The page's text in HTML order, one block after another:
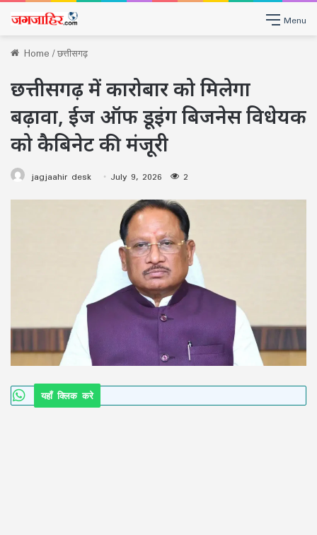
Menu
Home/छत्तीसगढ़
छत्तीसगढ़ में कारोबार को मिलेगा
बढ़ावा, ईज ऑफ डूइंग बिजनेस विधेयक
को कैबिनेट की मंजूरी
jagjaahir desk July 9, 2026 2
यहाँ क्लिक करे